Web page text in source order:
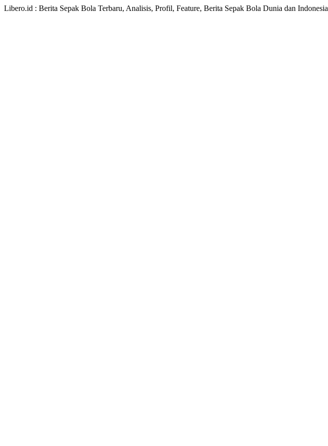
Libero.id : Berita Sepak Bola Terbaru, Analisis, Profil, Feature, Berita Sepak Bola Dunia dan Indonesia